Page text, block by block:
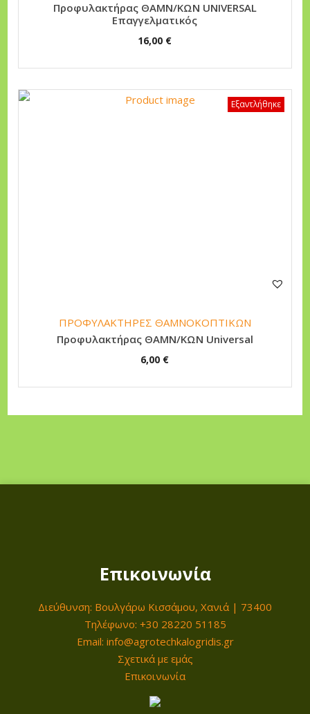
Προφυλακτήρας ΘΑΜΝ/ΚΩΝ UNIVERSAL
Επαγγελματικός
16,00 €
Εξαντλήθηκε
ΠΡΟΦΥΛΑΚΤΗΡΕΣ ΘΑΜΝΟΚΟΠΤΙΚΩΝ
Προφυλακτήρας ΘΑΜΝ/ΚΩΝ Universal
6,00 €
Επικοινωνία
Διεύθυνση: Βουλγάρω Κισσάμου, Χανιά | 73400
Τηλέφωνο: +30 28220 51185
Email: info@agrotechkalogridis.gr
Σχετικά με εμάς
Επικοινωνία